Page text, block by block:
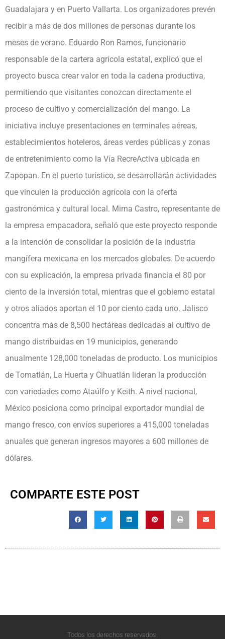
Guadalajara y en Puerto Vallarta. Los organizadores prevén
recibir a más de dos millones de personas durante los
meses de verano. Eduardo Ron Ramos, funcionario
responsable de la cartera agrícola estatal, explicó que el
proyecto busca crear valor en toda la cadena productiva,
permitiendo que visitantes conozcan directamente el
proceso de cultivo y comercialización del mango. La
iniciativa incluye presentaciones en terminales aéreas,
establecimientos hoteleros, áreas verdes públicas y zonas
de entretenimiento como la Vía RecreActiva ubicada en
Zapopan. En el puerto turístico, se desarrollarán actividades
que vinculen la producción agrícola con la oferta
gastronómica y cultural local. Mirna Castro, representante de
la empresa empacadora, señaló que este proyecto responde
a la intención de consolidar la posición de la industria
mangífera mexicana en los mercados globales. De acuerdo
con su explicación, la empresa privada financia el 80 por
ciento de la inversión total, mientras que el gobierno estatal
y otros aliados aportan el 10 por ciento cada uno. Jalisco
concentra más de 8,500 hectáreas dedicadas al cultivo de
mango distribuidas en 19 municipios, generando
anualmente 128,000 toneladas de producto. Los municipios
de Tomatlán, La Huerta y Cihuatlán lideran la producción
con variedades como Ataúlfo y Keith. A nivel nacional,
México posiciona como principal exportador mundial de
mango fresco, con envíos superiores a 415,000 toneladas
anuales que generan ingresos mayores a 600 millones de
dólares.
COMPARTE ESTE POST
Todos los derechos reservados.